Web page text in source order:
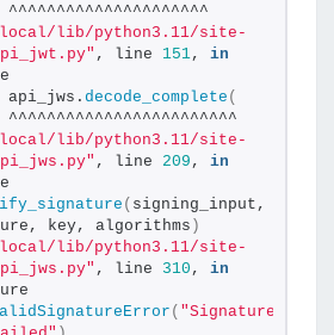
^^^^^^^^^^^^^^^^^^^^^
lib/python3.11/site-
, line 151, in
api_jws.
decode_complete (
^^^^^^^^^^^^^^^^^^^^^^^^
lib/python3.11/site-
, line 209 , in
( signing_input,
key, algorithms )
lib/python3.11/site-
, line 310 , in
( "Signature